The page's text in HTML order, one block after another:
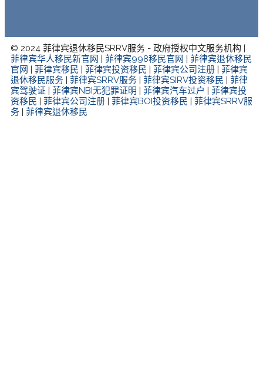
© 2024 菲律宾退休移民SRRV服务 - 政府授权中文服务机构 |
菲律宾华人移民新官网 | 菲律宾998移民官网 | 菲律宾退休移民
官网 | 菲律宾移民 | 菲律宾投资移民 | 菲律宾公司注册 | 菲律宾
退休移民服务 | 菲律宾SRRV服务 | 菲律宾SIRV投资移民 | 菲律
宾驾驶证 | 菲律宾NBI无犯罪证明 | 菲律宾汽车过户 | 菲律宾投
资移民 | 菲律宾公司注册 | 菲律宾BOI投资移民 | 菲律宾SRRV服
务 | 菲律宾退休移民